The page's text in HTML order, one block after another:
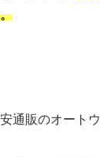
通販のオート